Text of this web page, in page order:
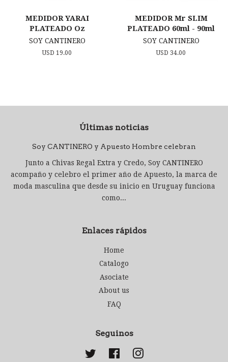
MEDIDOR YARAI
PLATEADO Oz
SOY CANTINERO
Precio
USD 19.00
MEDIDOR Mr SLIM
PLATEADO 60ml - 90ml
SOY CANTINERO
Precio
USD 34.00
Últimas noticias
Soy CANTINERO y Apuesto Hombre celebran
Junto a Chivas Regal Extra y Credo, Soy CANTINERO
acompaño y celebro el primer año de Apuesto, la marca de
moda masculina que desde su inicio en Uruguay funciona
como...
Enlaces rápidos
Home
Catalogo
Asociate
About us
FAQ
Seguinos
Twitter FacebookInstagram